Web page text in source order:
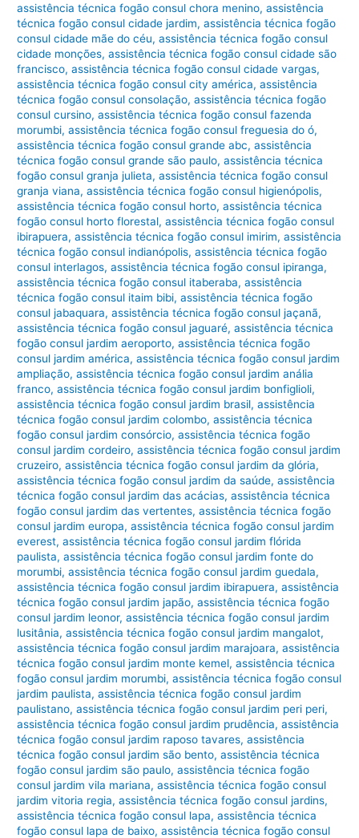
assistência técnica fogão consul chora menino,assistência
técnica fogão consul cidade jardim,assistência técnica fogão
consul cidade mãe do céu,assistência técnica fogão consul
cidade monções,assistência técnica fogão consul cidade são
francisco,assistência técnica fogão consul cidade vargas,
assistência técnica fogão consul city américa,assistência
técnica fogão consul consolação,assistência técnica fogão
consul cursino,assistência técnica fogão consul fazenda
morumbi,assistência técnica fogão consul freguesia do ó,
assistência técnica fogão consul grande abc,assistência
técnica fogão consul grande são paulo,assistência técnica
fogão consul granja julieta,assistência técnica fogão consul
granja viana,assistência técnica fogão consul higienópolis,
assistência técnica fogão consul horto,assistência técnica
fogão consul horto florestal,assistência técnica fogão consul
ibirapuera,assistência técnica fogão consul imirim,assistência
técnica fogão consul indianópolis,assistência técnica fogão
consul interlagos,assistência técnica fogão consul ipiranga,
assistência técnica fogão consul itaberaba,assistência
técnica fogão consul itaim bibi,assistência técnica fogão
consul jabaquara,assistência técnica fogão consul jaçanã,
assistência técnica fogão consul jaguaré,assistência técnica
fogão consul jardim aeroporto,assistência técnica fogão
consul jardim américa,assistência técnica fogão consul jardim
ampliação,assistência técnica fogão consul jardim anália
franco,assistência técnica fogão consul jardim bonfiglioli,
assistência técnica fogão consul jardim brasil,assistência
técnica fogão consul jardim colombo,assistência técnica
fogão consul jardim consórcio,assistência técnica fogão
consul jardim cordeiro,assistência técnica fogão consul jardim
cruzeiro,assistência técnica fogão consul jardim da glória,
assistência técnica fogão consul jardim da saúde,assistência
técnica fogão consul jardim das acácias,assistência técnica
fogão consul jardim das vertentes,assistência técnica fogão
consul jardim europa,assistência técnica fogão consul jardim
everest,assistência técnica fogão consul jardim flórida
paulista,assistência técnica fogão consul jardim fonte do
morumbi,assistência técnica fogão consul jardim guedala,
assistência técnica fogão consul jardim ibirapuera,assistência
técnica fogão consul jardim japão,assistência técnica fogão
consul jardim leonor,assistência técnica fogão consul jardim
lusitânia,assistência técnica fogão consul jardim mangalot,
assistência técnica fogão consul jardim marajoara,assistência
técnica fogão consul jardim monte kemel,assistência técnica
fogão consul jardim morumbi,assistência técnica fogão consul
jardim paulista,assistência técnica fogão consul jardim
paulistano,assistência técnica fogão consul jardim peri peri,
assistência técnica fogão consul jardim prudência,assistência
técnica fogão consul jardim raposo tavares,assistência
técnica fogão consul jardim são bento,assistência técnica
fogão consul jardim são paulo,assistência técnica fogão
consul jardim vila mariana,assistência técnica fogão consul
jardim vitoria regia,assistência técnica fogão consul jardins,
assistência técnica fogão consul lapa,assistência técnica
fogão consul lapa de baixo,assistência técnica fogão consul